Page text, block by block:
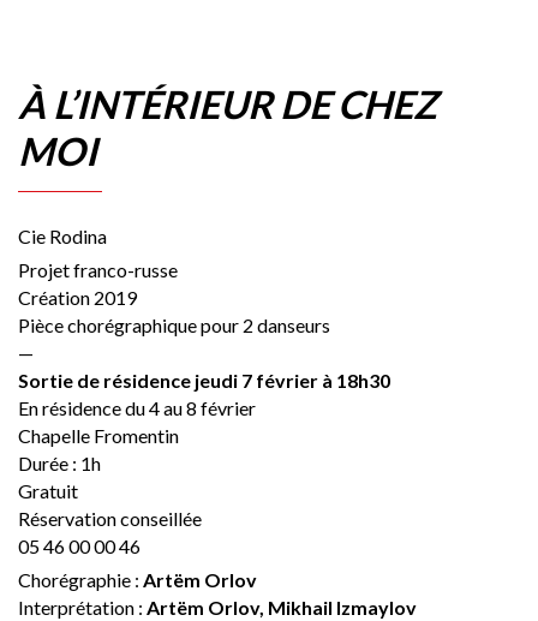
À L’INTÉRIEUR DE CHEZ
MOI
Cie Rodina
Projet franco-russe
Création 2019
Pièce chorégraphique pour 2 danseurs
—
Sortie de résidence jeudi 7 février à 18h30
En résidence du 4 au 8 février
Chapelle Fromentin
Durée : 1h
Gratuit
Réservation conseillée
05 46 00 00 46
Chorégraphie : Artëm Orlov
Interprétation : Artëm Orlov, Mikhail Izmaylov